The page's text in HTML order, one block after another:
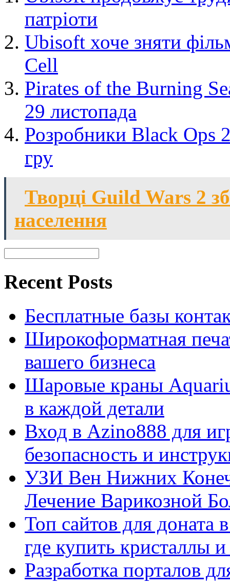
патріоти
Ubisoft хоче зняти
Cell
Pirates of the Burning
29 листопада
Розробники Black Ops
гру
Творці Guild Wars 2
населення
Recent Posts
Бесплатные базы
Широкоформатная
вашего бизнеса
Шаровые краны
в каждой детали
Вход в Azino888 для
безопасность и
УЗИ Вен Нижних
Лечение Варикозной
Топ сайтов для
где купить кристаллы
Разработка порталов